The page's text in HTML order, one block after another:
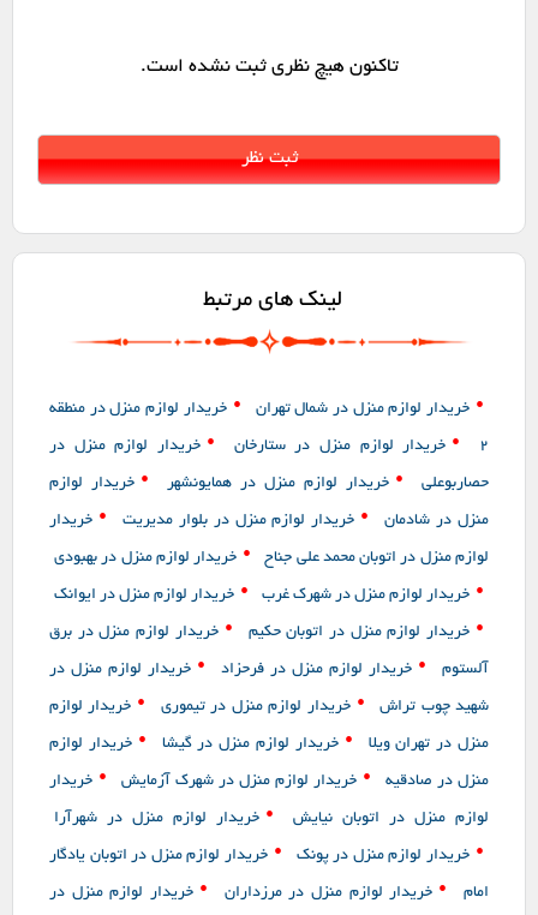
تاکنون هیچ نظری ثبت نشده است.
لینک های مرتبط
• خریدار لوازم منزل در شمال تهران • خریدار لوازم منزل در منطقه
2
• خریدار لوازم منزل در ستارخان • خریدار لوازم منزل در
حصاربوعلی • خریدار لوازم منزل در همایونشهر • خریدار لوازم
منزل در شادمان • خریدار لوازم منزل در بلوار مدیریت • خریدار
لوازم منزل در اتوبان محمد علی جناح • خریدار لوازم منزل در بهبودی
• خریدار لوازم منزل در شهرک غرب • خریدار لوازم منزل در ایوانک
• خریدار لوازم منزل در اتوبان حکیم • خریدار لوازم منزل در برق
آلستوم • خریدار لوازم منزل در فرحزاد • خریدار لوازم منزل در
شهید چوب تراش • خریدار لوازم منزل در تیموری • خریدار لوازم
منزل در تهران ویلا • خریدار لوازم منزل در گیشا • خریدار لوازم
منزل در صادقیه • خریدار لوازم منزل در شهرک آزمایش • خریدار
لوازم منزل در اتوبان نیایش • خریدار لوازم منزل در شهرآرا
• خریدار لوازم منزل در پونک • خریدار لوازم منزل در اتوبان یادگار
امام • خریدار لوازم منزل در مرزداران • خریدار لوازم منزل در